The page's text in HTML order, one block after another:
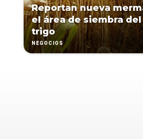
Reportan nueva
el área de siembra del
trigo
NEGOCIOS